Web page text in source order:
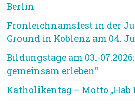
Berlin
Fronleichnamsfest in der
Ground in Koblenz am 04.
Bildungstage am 03.-
gemeinsam erleben“
Katholikentag – Motto „Hab